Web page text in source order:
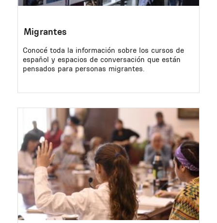
Migrantes
Conocé toda la información sobre los cursos de
español y espacios de conversación que están
pensados para personas migrantes.